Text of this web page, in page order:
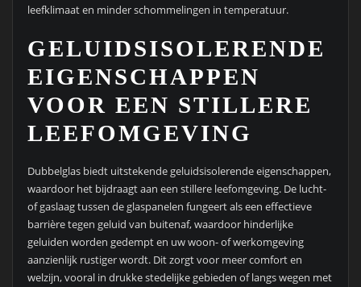
leefklimaat en minder schommelingen in temperatuur.
GELUIDSISOLERENDE
EIGENSCHAPPEN
VOOR EEN STILLERE
LEEFOMGEVING
Dubbelglas biedt uitstekende geluidsisolerende eigenschappen,
waardoor het bijdraagt aan een stillere leefomgeving. De lucht-
of gaslaag tussen de glaspanelen fungeert als een effectieve
barrière tegen geluid van buitenaf, waardoor hinderlijke
geluiden worden gedempt en uw woon- of werkomgeving
aanzienlijk rustiger wordt. Dit zorgt voor meer comfort en
welzijn, vooral in drukke stedelijke gebieden of langs wegen met